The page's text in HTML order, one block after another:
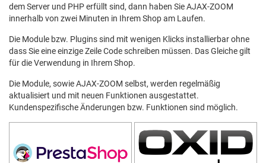
dem Server und PHP erfüllt sind, dann haben Sie AJAX-ZOOM
innerhalb von zwei Minuten in Ihrem Shop am Laufen.
Die Module bzw. Plugins sind mit wenigen Klicks installierbar ohne
dass Sie eine einzige Zeile Code schreiben müssen. Das Gleiche gilt
für die Verwendung in Ihrem Shop.
Die Module, sowie AJAX-ZOOM selbst, werden regelmäßig
aktualisiert und mit neuen Funktionen ausgestattet.
Kundenspezifische Änderungen bzw. Funktionen sind möglich.